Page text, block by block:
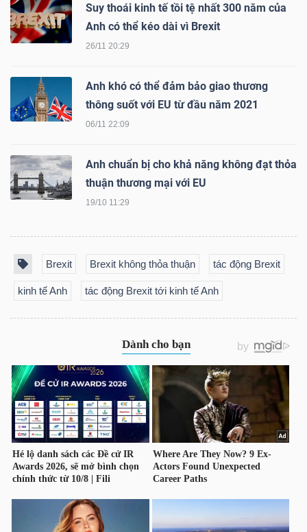
Suy thoái kinh tế tồi tệ nhất 300 năm của
Anh có thể kéo dài vì Brexit
26/11 20:29
Anh khó có thể đảm bảo giao thương
thông suốt với EU từ đầu năm 2021
06/11 22:09
Anh chuẩn bị cho khả năng không đạt thỏa
thuận thương mại với EU
19/10 11:29
Brexit Brexit không thỏa thuận tác động Brexit
kinh tế Anh tác động Brexit tới kinh tế Anh
Đào
tài
chính
Công
cụ
Truyền
thông
tài
chính